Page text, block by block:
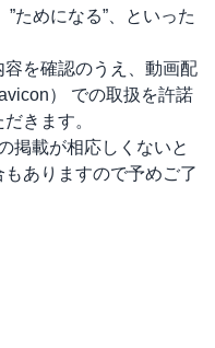
”ためになる”、といった
を確認のうえ、動画配
）
での取扱を許諾
きます。
掲載が相応しくないと
ありますので予めご了